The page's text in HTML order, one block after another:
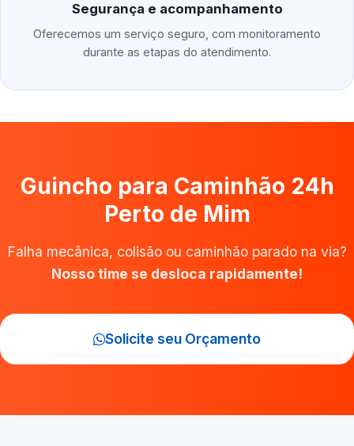
Segurança e acompanhamento
Oferecemos um serviço seguro, com monitoramento
durante as etapas do atendimento.
Guincho para Caminhão 24h
Perto de Mim
Falha mecânica, colisão ou caminhão parado na via?
Nosso time se desloca rapidamente!
Solicite seu Orçamento